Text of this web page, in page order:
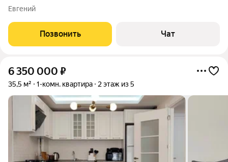
автобусная остановка). Развитая инфраструктура (в доме
ЯндексМаркет, OZON).
Евгений
Позвонить Чат
6 350 000 ₽
35,5 м² 1-комн. квартира 2 этаж из 5